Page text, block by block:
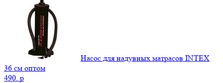
Насос для надувных матрасов INTEX
36 см оптом
490. p